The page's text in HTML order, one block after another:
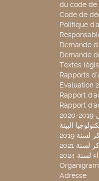
du code de
Code de
Politique
Demande
Demande
Textes
Rapports
Evaluation
Rapport
Rapport
2019
2021
2024
Adresse